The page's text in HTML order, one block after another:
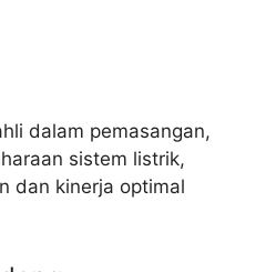
dalam pemasangan,
sistem listrik,
dan kinerja optimal